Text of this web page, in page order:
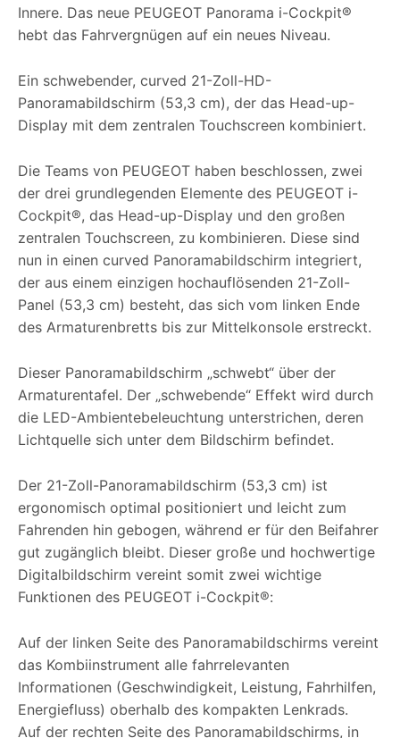
Innere. Das neue PEUGEOT Panorama i-Cockpit®
hebt das Fahrvergnügen auf ein neues Niveau.
Ein schwebender, curved 21-Zoll-HD-
Panoramabildschirm (53,3 cm), der das Head-up-
Display mit dem zentralen Touchscreen kombiniert.
Die Teams von PEUGEOT haben beschlossen, zwei
der drei grundlegenden Elemente des PEUGEOT i-
Cockpit®, das Head-up-Display und den großen
zentralen Touchscreen, zu kombinieren. Diese sind
nun in einen curved Panoramabildschirm integriert,
der aus einem einzigen hochauflösenden 21-Zoll-
Panel (53,3 cm) besteht, das sich vom linken Ende
des Armaturenbretts bis zur Mittelkonsole erstreckt.
Dieser Panoramabildschirm „schwebt“ über der
Armaturentafel. Der „schwebende“ Effekt wird durch
die LED-Ambientebeleuchtung unterstrichen, deren
Lichtquelle sich unter dem Bildschirm befindet.
Der 21-Zoll-Panoramabildschirm (53,3 cm) ist
ergonomisch optimal positioniert und leicht zum
Fahrenden hin gebogen, während er für den Beifahrer
gut zugänglich bleibt. Dieser große und hochwertige
Digitalbildschirm vereint somit zwei wichtige
Funktionen des PEUGEOT i-Cockpit®:
Auf der linken Seite des Panoramabildschirms vereint
das Kombiinstrument alle fahrrelevanten
Informationen (Geschwindigkeit, Leistung, Fahrhilfen,
Energiefluss) oberhalb des kompakten Lenkrads.
Auf der rechten Seite des Panoramabildschirms, in